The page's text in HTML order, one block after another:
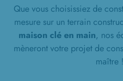
Que vous choisissiez de
mesure sur un terrain
maison clé en main, nos
mèneront votre projet de
maître !